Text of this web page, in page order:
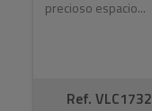
precioso espacio...
Ref. VLC1732